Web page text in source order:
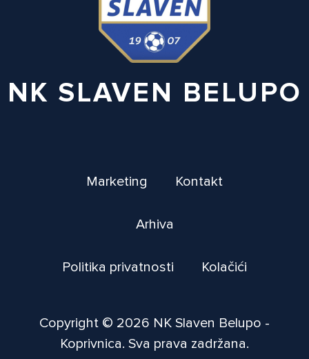
NK SLAVEN BELUPO
Marketing Kontakt
Arhiva
Politika privatnosti Kolačići
Copyright © 2026 NK Slaven Belupo -
Koprivnica. Sva prava zadržana.